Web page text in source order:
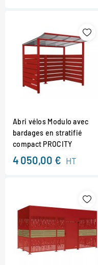
Abri vélos Modulo avec
bardages en stratifié
compact PROCITY
4 050,00 € HT